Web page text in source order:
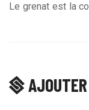
Le grenat est la